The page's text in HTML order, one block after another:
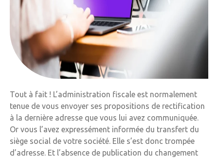
Tout à fait ! L’administration fiscale est normalement
tenue de vous envoyer ses propositions de rectification
à la dernière adresse que vous lui avez communiquée.
Or vous l’avez expressément informée du transfert du
siège social de votre société. Elle s’est donc trompée
d’adresse. Et l’absence de publication du changement